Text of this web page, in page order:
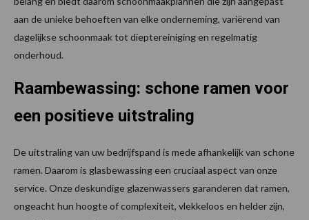
aan de unieke behoeften van elke onderneming, variërend van
dagelijkse schoonmaak tot dieptereiniging en regelmatig
onderhoud.
Raambewassing: schone ramen voor
een positieve uitstraling
De uitstraling van uw bedrijfspand is mede afhankelijk van schone
ramen. Daarom is glasbewassing een cruciaal aspect van onze
service. Onze deskundige glazenwassers garanderen dat ramen,
ongeacht hun hoogte of complexiteit, vlekkeloos en helder zijn,